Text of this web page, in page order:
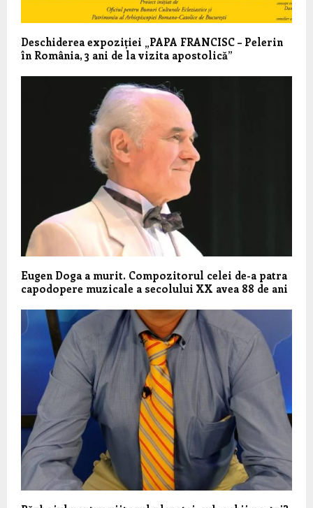
Deschiderea expoziției „PAPA FRANCISC – Pelerin
în România, 3 ani de la vizita apostolică”
Eugen Doga a murit. Compozitorul celei de-a patra
capodopere muzicale a secolului XX avea 88 de ani